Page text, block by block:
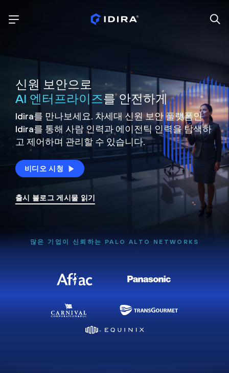
신원 보안으로
AI 엔터프라이즈를 안전하게
Idira를 만나보세요. 차세대 신원보안 플랫폼인
Idira를 통해 사람 인력과 에이전틱 인력을탐색하
고 제어하며 관리할 수 있습니다.
비디오 시청
출시 블로그 게시물 읽기
많은 기업이 신뢰하는 PALO ALTO NETWORKS